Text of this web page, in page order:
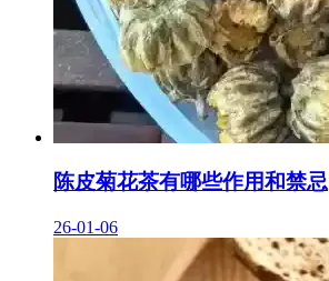
陈皮菊花茶有哪些作用和禁忌
26-01-06